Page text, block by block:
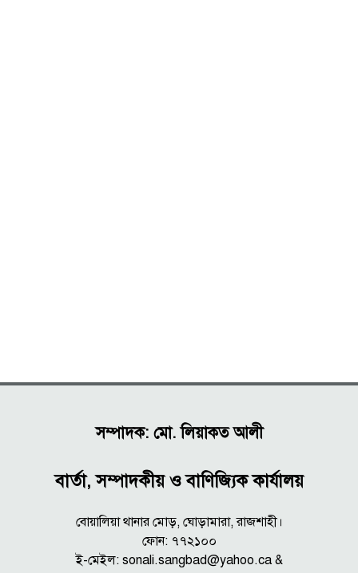
সম্পাদক: মো. লিয়াকত আলী
বার্তা, সম্পাদকীয় ও বাণিজ্যিক কার্যালয়
বোয়ালিয়া থানার মোড়, ঘোড়ামারা, রাজশাহী।
ফোন: ৭৭২১০০
ই-মেইল: sonali.sangbad@yahoo.ca &